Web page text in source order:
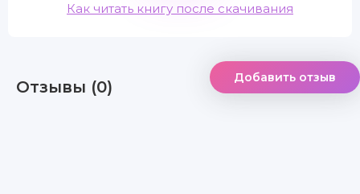
Как читать книгу после скачивания
Отзывы (0) Добавить отзыв